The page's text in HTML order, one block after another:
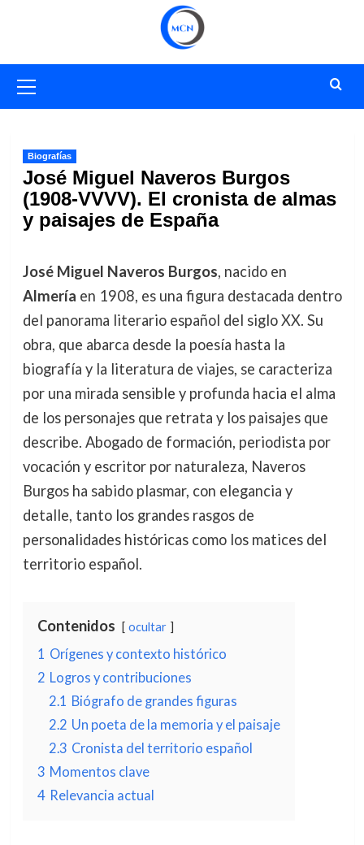
primario
Biografías
José Miguel Naveros Burgos
(1908-VVVV). El cronista de almas
y paisajes de España
José Miguel Naveros Burgos, nacido en
Almería en 1908, es una figura destacada dentro
del panorama literario español del siglo XX. Su
obra, que abarca desde la poesía hasta la
biografía y la literatura de viajes, se caracteriza
por una mirada sensible y profunda hacia el alma
de los personajes que retrata y los paisajes que
describe. Abogado de formación, periodista por
vocación y escritor por naturaleza, Naveros
Burgos ha sabido plasmar, con elegancia y
detalle, tanto los grandes rasgos de
personalidades históricas como los matices del
territorio español.
Contenidos ocultar
1 Orígenes y contexto histórico
2 Logros y contribuciones
2.1 Biógrafo de grandes figuras
2.2 Un poeta de la memoria y el paisaje
2.3 Cronista del territorio español
3 Momentos clave
4 Relevancia actual